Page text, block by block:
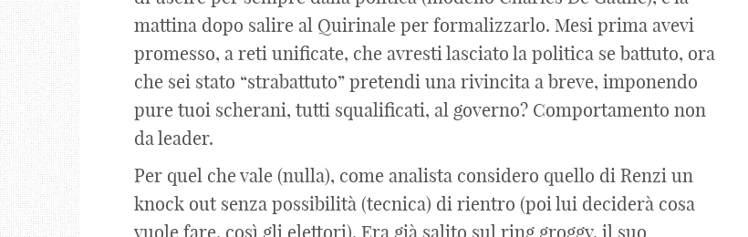
mattina dopo salire al Quirinale per formalizzarlo. Mesi prima avevi
promesso, a reti unificate, che avresti lasciato la politica se battuto, ora
che sei stato “strabattuto” pretendi una rivincita a breve, imponendo
pure tuoi scherani, tutti squalificati, al governo? Comportamento non
da leader.
Per quel che vale (nulla), come analista considero quello di Renzi un
knock out senza possibilità (tecnica) di rientro (poi lui deciderà cosa
vuole fare, così gli elettori). Era già salito sul ring groggy, il suo